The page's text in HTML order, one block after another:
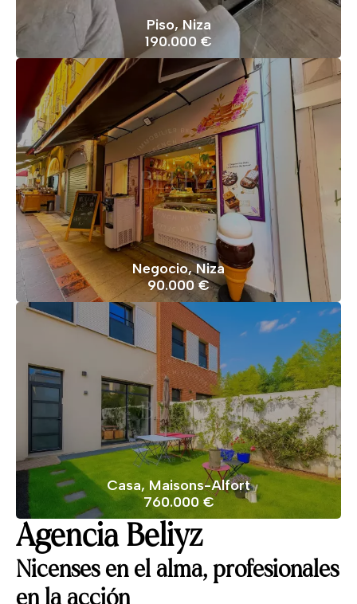
Piso, Niza
190.000 €
Negocio, Niza
90.000 €
Casa, Maisons-Alfort
760.000 €
Agencia Beliyz
Nicenses en el alma, profesionales